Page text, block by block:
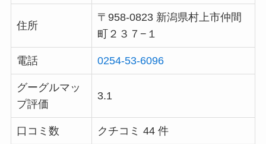
住所
〒958-0823 新潟県村上市仲間
町２３７−１
電話 0254-53-6096
グーグルマッ
プ評価
3.1
口コミ数 クチコミ 44 件